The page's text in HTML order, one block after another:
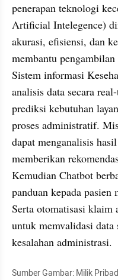
penerapan teknologi
Artificial Intelegence)
akurasi, efisiensi, dan
membantu
Sistem informasi
analisis data secara
prediksi kebutuhan
proses administratif.
dapat menganalisis
memberikan
Kemudian Chatbot
panduan kepada pasien
Serta otomatisasi klaim
untuk memvalidasi data
kesalahan administrasi.
Sumber Gambar: Milik